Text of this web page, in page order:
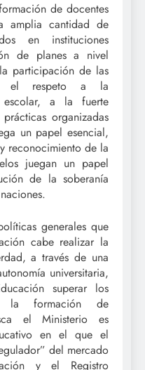
de docentes
amplia cantidad de
en instituciones
de planes a nivel
participación de las
el respeto a la
escolar, a la fuerte
organizadas
un papel esencial,
reconocimiento de la
juegan un papel
de la soberanía
generales que
cabe realizar la
a través de una
universitaria,
superar los
la formación de
el Ministerio es
en el que el
del mercado
y el Registro